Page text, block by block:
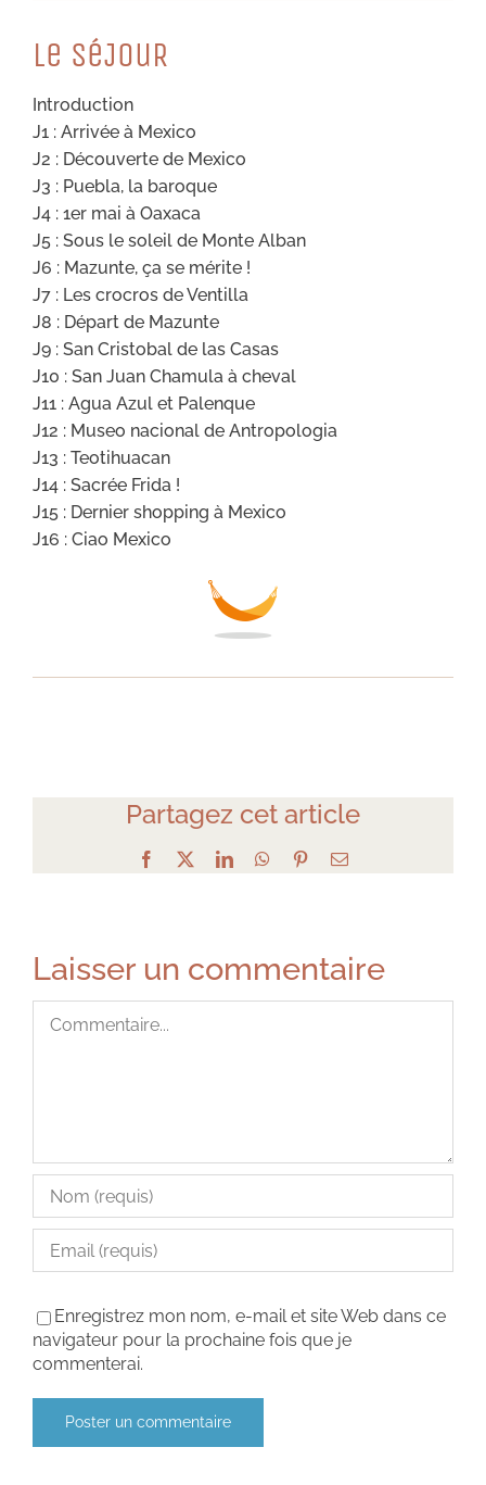
Le SéJouR
Introduction
J1 : Arrivée à Mexico
J2 : Découverte de Mexico
J3 : Puebla, la baroque
J4 : 1er mai à Oaxaca
J5 : Sous le soleil de Monte Alban
J6 : Mazunte, ça se mérite !
J7 : Les crocros de Ventilla
J8 : Départ de Mazunte
J9 : San Cristobal de las Casas
J10 : San Juan Chamula à cheval
J11 : Agua Azul et Palenque
J12 : Museo nacional de Antropologia
J13 : Teotihuacan
J14 : Sacrée Frida !
J15 : Dernier shopping à Mexico
J16 : Ciao Mexico
Partagez cet article
Facebook LinkedInWhatsApp
PinterestEmail
Laisser un commentaire
Enregistrez mon nom, e-mail et site Web dans ce
navigateur pour la prochaine fois que je
commenterai.